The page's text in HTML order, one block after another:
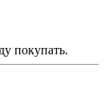
покупать.